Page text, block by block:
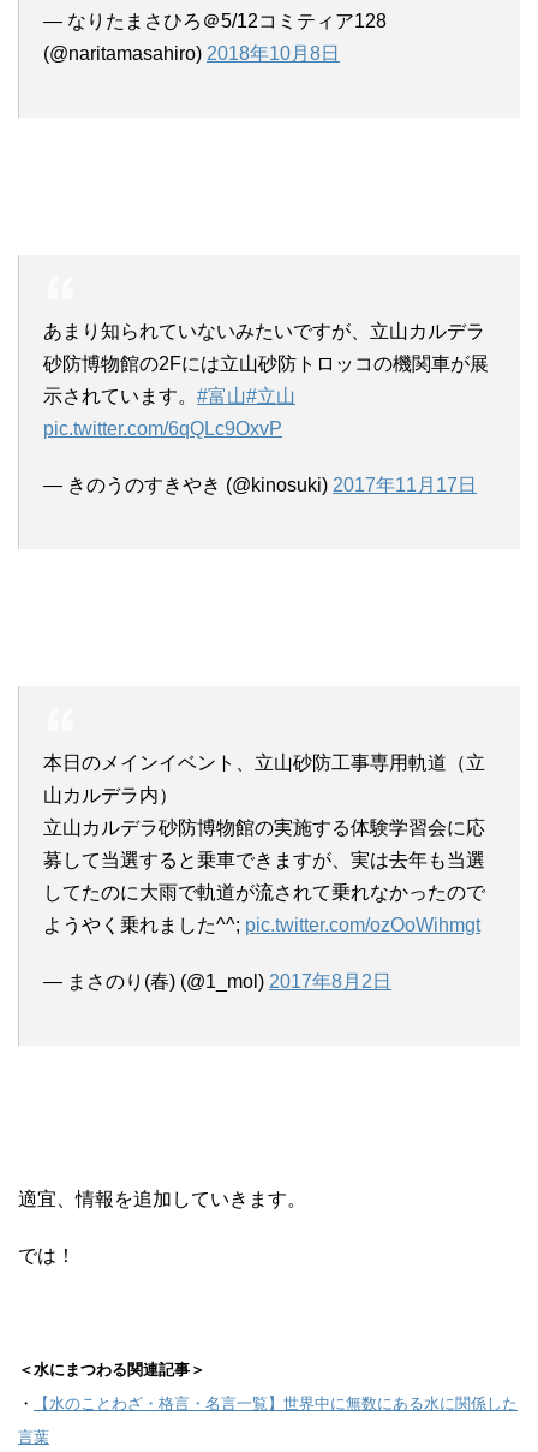
— なりたまさひろ＠5/12コミティア128
(@naritamasahiro) 2018年10月8日
あまり知られていないみたいですが、立山カルデラ
砂防博物館の2Fには立山砂防トロッコの機関車が展
示されています。 #富山#立山
pic.twitter.com/6qQLc9OxvP
— きのうのすきやき (@kinosuki) 2017年11月17日
本日のメインイベント、立山砂防工事専用軌道（立
山カルデラ内）
立山カルデラ砂防博物館の実施する体験学習会に応
募して当選すると乗車できますが、実は去年も当選
してたのに大雨で軌道が流されて乗れなかったので
ようやく乗れました^^; pic.twitter.com/ozOoWihmgt
— まさのり(春) (@1_mol) 2017年8月2日
適宜、情報を追加していきます。
では！
＜水にまつわる関連記事＞
・
【水のことわざ・格言・名言一覧】世界中に無数にある水に関係した
言葉